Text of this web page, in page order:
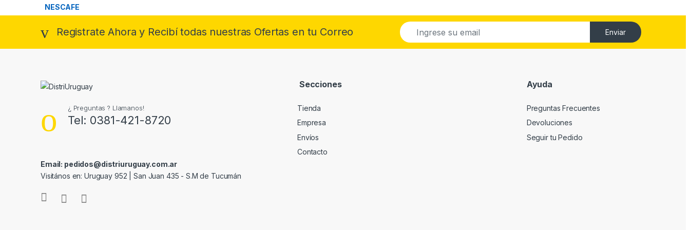
Registrate Ahora y Recibí todas nuestras Ofertas en tu Correo
E
m
a
Enviar
¿ Preguntas ? Llamanos!
Tel: 0381-421-8720
Email: pedidos@distriuruguay.com.ar
Visitános en: Uruguay 952 | San Juan 435 - S.M de Tucumán
Secciones
Tienda
Empresa
Envíos
Contacto
Ayuda
Preguntas Frecuentes
Devoluciones
Seguir tu Pedido